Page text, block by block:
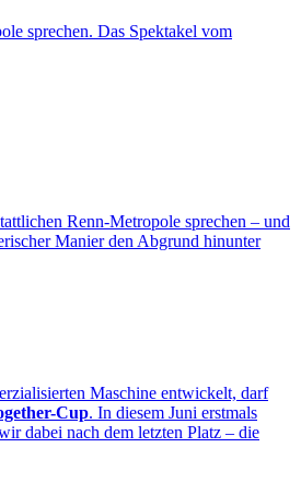
sprechen. Das Spektakel vom
Renn-Metropole sprechen – und
Manier den Abgrund hinunter
Maschine entwickelt, darf
Cup. In diesem Juni erstmals
dabei nach dem letzten Platz – die